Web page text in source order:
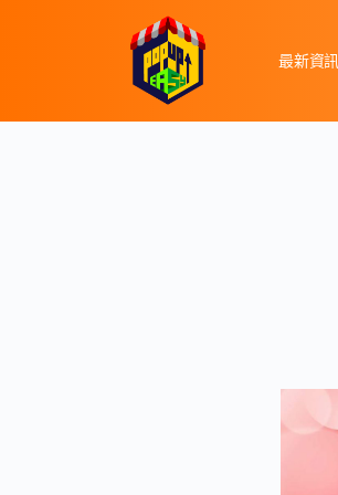
最新資訊